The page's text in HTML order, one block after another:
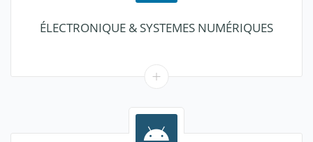
ÉLECTRONIQUE & SYSTEMES NUMÉRIQUES